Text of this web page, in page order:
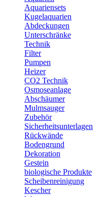
Aquariensets
Kugelaquarien
Abdeckungen
Unterschränke
Technik
Filter
Pumpen
Heizer
CO2 Technik
Osmoseanlage
Abschäumer
Mulmsauger
Zubehör
Sicherheitsunterlagen
Rückwände
Bodengrund
Dekoration
Gestein
biologische Produkte
Scheibenreinigung
Kescher